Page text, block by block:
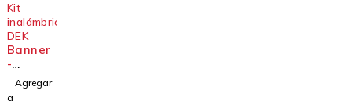
Kit
inalámbrico
DEK
Banner
-
DEK100
-A2R1-
Agregar
a